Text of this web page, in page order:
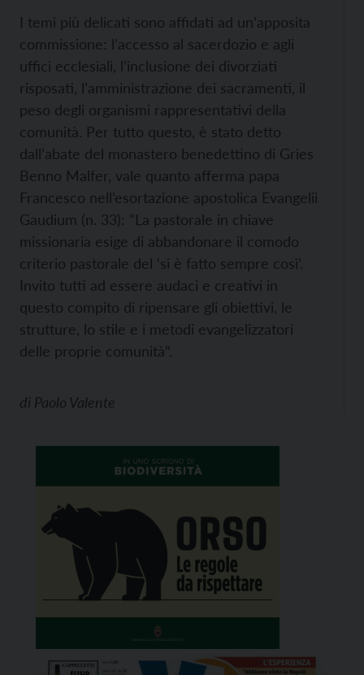
I temi più delicati sono affidati ad un’apposita
commissione: l’accesso al sacerdozio e agli
uffici ecclesiali, l’inclusione dei divorziati
risposati, l’amministrazione dei sacramenti, il
peso degli organismi rappresentativi della
comunità. Per tutto questo, è stato detto
dall’abate del monastero benedettino di Gries
Benno Malfer, vale quanto afferma papa
Francesco nell’esortazione apostolica Evangelii
Gaudium (n. 33): “La pastorale in chiave
missionaria esige di abbandonare il comodo
criterio pastorale del ‘si è fatto sempre così’.
Invito tutti ad essere audaci e creativi in
questo compito di ripensare gli obiettivi, le
strutture, lo stile e i metodi evangelizzatori
delle proprie comunità”.
di Paolo Valente